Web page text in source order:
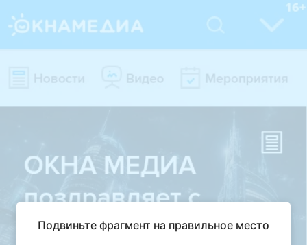
Подвиньте фрагмент на правильное место